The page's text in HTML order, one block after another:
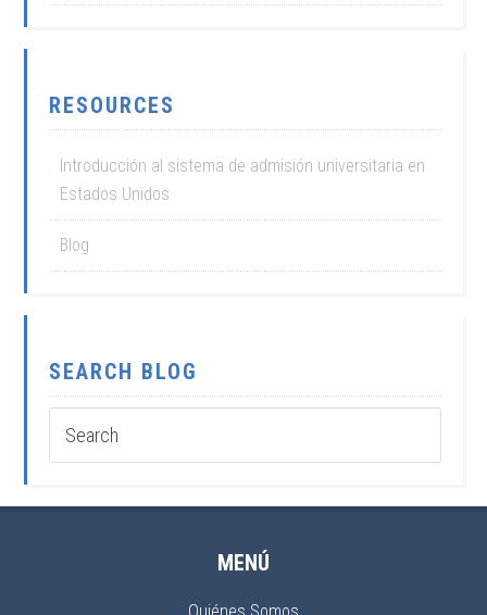
RESOURCES
Introducción al sistema de admisión universitaria en
Estados Unidos
Blog
SEARCH BLOG
MENÚ